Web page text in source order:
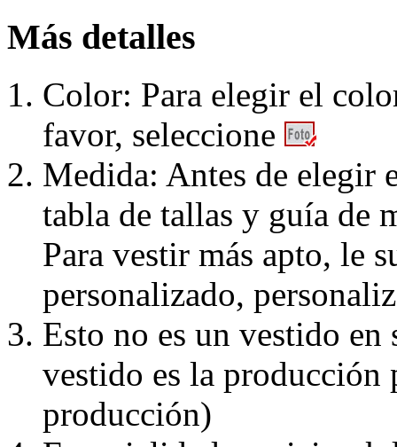
Más detalles
Color: Para elegir el
favor, seleccione
Medida: Antes de elegir
tabla de tallas y guía de
Para vestir más apto, le
personalizado,
Esto no es un vestido
vestido es la producción
producción)